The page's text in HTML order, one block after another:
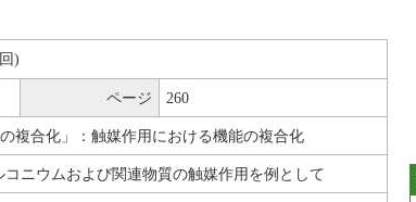
)
ページ 260
複合化」：触媒作用における機能の複合化
ニウムおよび関連物質の触媒作用を例として